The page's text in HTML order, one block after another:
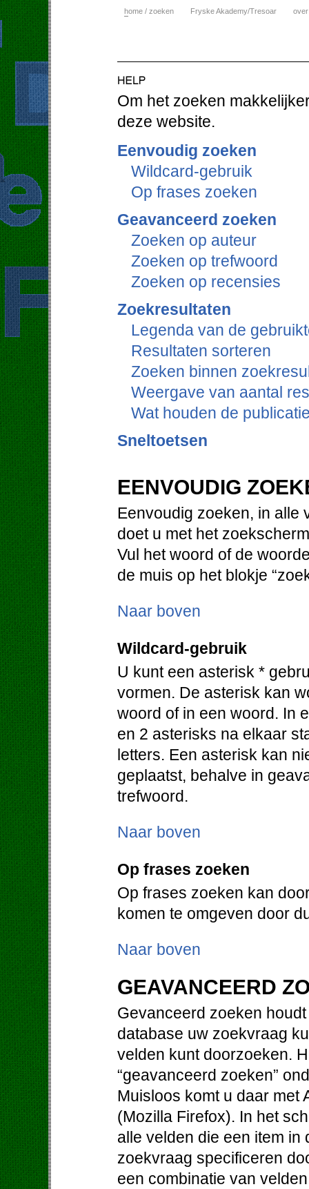
home / zoeken Fryske Akademy/Tresoar
Om het zoeken
deze website.
Eenvoudig zoeken
Wildcard-gebruik
Op frases zoeken
Geavanceerd zoeken
Zoeken op auteur
Zoeken op trefwoord
Zoeken op recensies
Zoekresultaten
Legenda van de
Resultaten sorteren
Zoeken binnen
Weergave van aantal
Wat houden de
Sneltoetsen
EENVOUDIG
Eenvoudig zoeken, in alle
doet u met het
Vul het woord of de
de muis op het blokje
Naar boven
Wildcard-gebruik
U kunt een asterisk *
vormen. De asterisk kan
woord of in een woord. In
en 2 asterisks na elkaar
letters. Een asterisk kan
geplaatst, behalve in
trefwoord.
Naar boven
Op frases zoeken
Op frases zoeken kan
komen te omgeven door
Naar boven
GEAVANCEERD
Gevanceerd zoeken
database uw zoekvraag
velden kunt doorzoeken.
“geavanceerd zoeken”
Muisloos komt u daar met
(Mozilla Firefox). In het
alle velden die een item
zoekvraag specificeren
een combinatie van